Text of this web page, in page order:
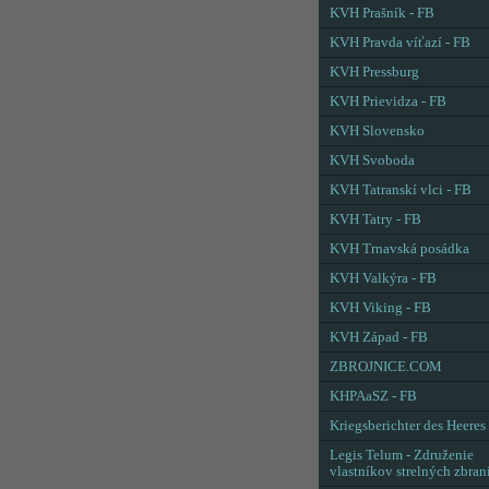
KVH Prašník - FB
KVH Pravda víťazí - FB
KVH Pressburg
KVH Prievidza - FB
KVH Slovensko
KVH Svoboda
KVH Tatranskí vlci - FB
KVH Tatry - FB
KVH Trnavská posádka
KVH Valkýra - FB
KVH Viking - FB
KVH Západ - FB
ZBROJNICE.COM
KHPAaSZ - FB
Kriegsberichter des Heeres
Legis Telum - Združenie
vlastníkov strelných